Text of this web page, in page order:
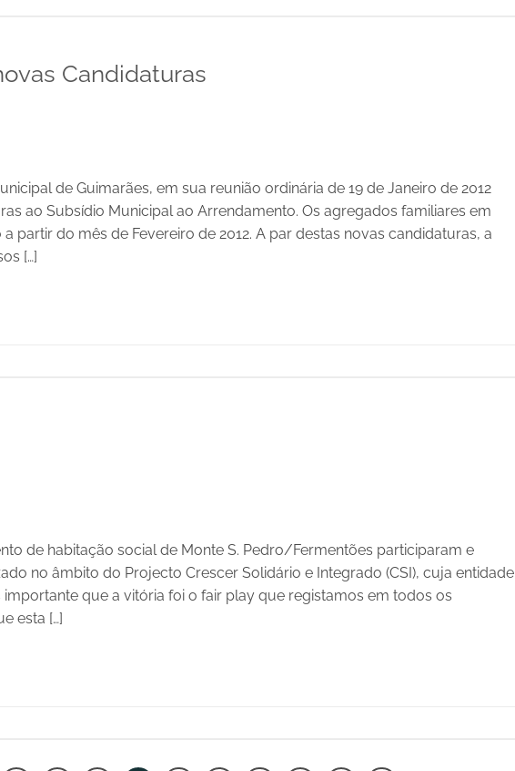
Candidaturas
de Guimarães, em sua reunião ordinária de 19 de Janeiro de 2012
ao Subsídio Municipal ao Arrendamento. Os agregados familiares em
partir do mês de Fevereiro de 2012. A par destas novas candidaturas, a
[…]
de habitação social de Monte S. Pedro/Fermentões participaram e
no âmbito do Projecto Crescer Solidário e Integrado (CSI), cuja entidade
importante que a vitória foi o fair play que registamos em todos os
esta […]